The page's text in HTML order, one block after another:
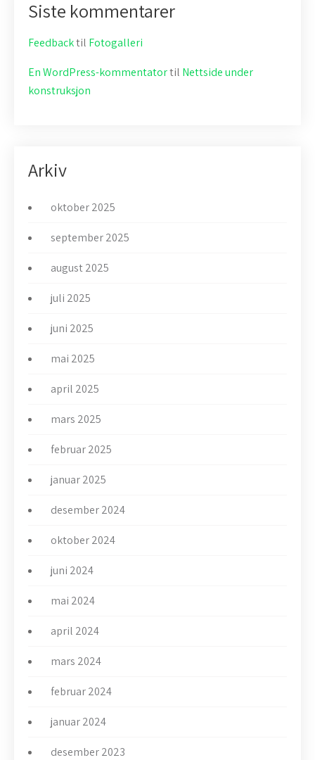
Siste kommentarer
Feedbacktil Fotogalleri
En WordPress-kommentatortil Nettside under
konstruksjon
Arkiv
oktober 2025
september 2025
august 2025
juli 2025
juni 2025
mai 2025
april 2025
mars 2025
februar 2025
januar 2025
desember 2024
oktober 2024
juni 2024
mai 2024
april 2024
mars 2024
februar 2024
januar 2024
desember 2023